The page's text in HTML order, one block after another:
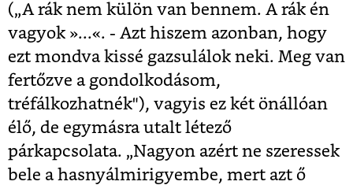
(„A rák nem külön van bennem. A rák én
vagyok »...«. - Azt hiszem azonban, hogy
ezt mondva kissé gazsulálok neki. Meg van
fertőzve a gondolkodásom,
tréfálkozhatnék"), vagyis ez két önállóan
élő, de egymásra utalt létező
párkapcsolata. „Nagyon azért ne szeressek
bele a hasnyálmirigyembe, mert azt ő